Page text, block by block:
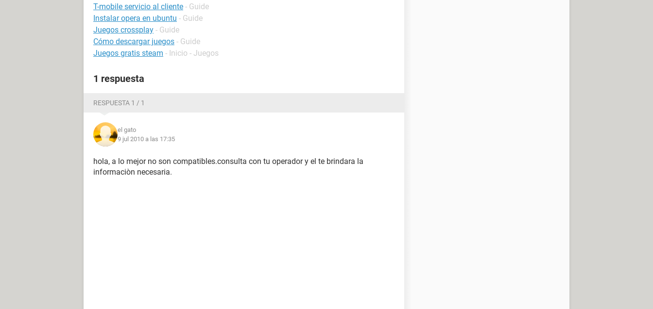
T-mobile servicio al cliente - Guide
Instalar opera en ubuntu - Guide
Juegos crossplay - Guide
Cómo descargar juegos - Guide
Juegos gratis steam - Inicio - Juegos
1 respuesta
RESPUESTA 1 / 1
el gato
9 jul 2010 a las 17:35
hola, a lo mejor no son compatibles.consulta con tu operador y el te brindara la
informaciòn necesaria.